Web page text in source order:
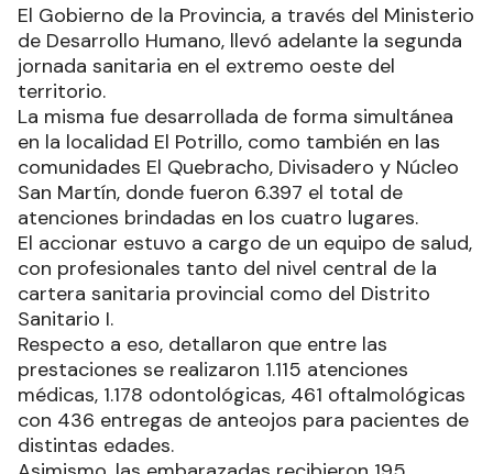
El Gobierno de la Provincia, a través del Ministerio
de Desarrollo Humano, llevó adelante la segunda
jornada sanitaria en el extremo oeste del
territorio.
La misma fue desarrollada de forma simultánea
en la localidad El Potrillo, como también en las
comunidades El Quebracho, Divisadero y Núcleo
San Martín, donde fueron 6.397 el total de
atenciones brindadas en los cuatro lugares.
El accionar estuvo a cargo de un equipo de salud,
con profesionales tanto del nivel central de la
cartera sanitaria provincial como del Distrito
Sanitario I.
Respecto a eso, detallaron que entre las
prestaciones se realizaron 1.115 atenciones
médicas, 1.178 odontológicas, 461 oftalmológicas
con 436 entregas de anteojos para pacientes de
distintas edades.